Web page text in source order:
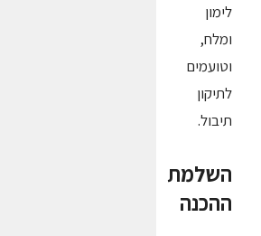
לימון
ומלח,
וטועמים
לתיקון
תיבול.
השלמת
ההכנה